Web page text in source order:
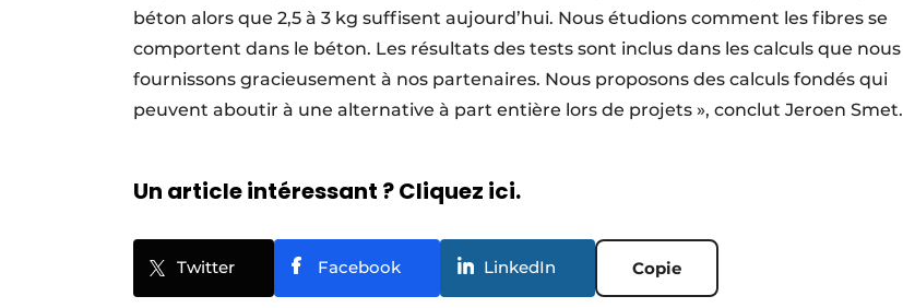
béton alors que 2,5 à 3 kg suffisent aujourd’hui. Nous étudions comment les fibres se
comportent dans le béton. Les résultats des tests sont inclus dans les calculs que nous
fournissons gracieusement à nos partenaires. Nous proposons des calculs fondés qui
peuvent aboutir à une alternative à part entière lors de projets », conclut Jeroen Smet.
Un article intéressant ? Cliquez ici.
Twitter Facebook LinkedIn Copie